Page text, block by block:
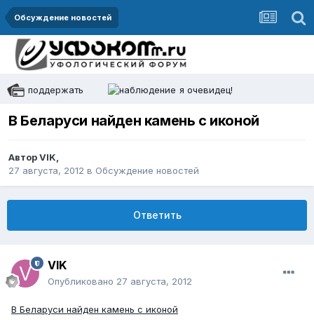
Обсуждение новостей
поддержать я очевидец!
В Беларуси найден камень с иконой
АвторVIK,
27 августа, 2012 в Обсуждение новостей
Ответить
VIK
Опубликовано 27 августа, 2012
В Беларуси найден камень с иконой